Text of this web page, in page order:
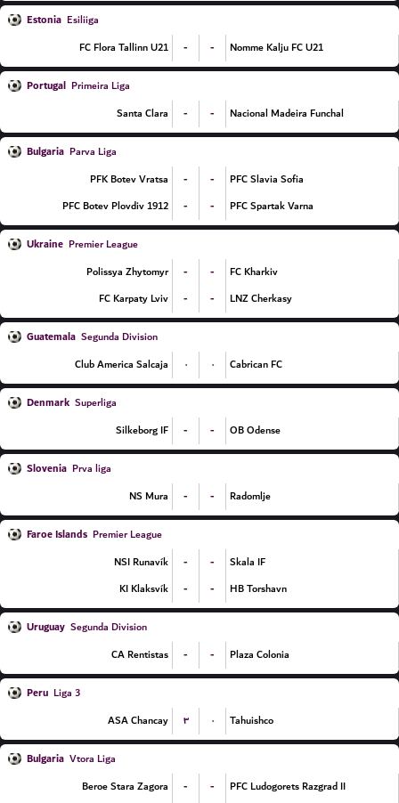
Estonia Esiliiga
FC Flora Tallinn U21
- - Nomme Kalju FC U21
Portugal Primeira Liga
Santa Clara
- - Nacional Madeira Funchal
Bulgaria Parva Liga
PFK Botev Vratsa
- -
PFC Slavia Sofia
PFC Botev Plovdiv 1912
- - PFC Spartak Varna
Ukraine Premier League
Polissya Zhytomyr
- -
FC Kharkiv
FC Karpaty Lviv
- - LNZ Cherkasy
Guatemala Segunda Division
Club America Salcaja
۰ ۰ Cabrican FC
Denmark Superliga
Silkeborg IF
- - OB Odense
Slovenia Prva liga
NS Mura
- - Radomlje
Faroe Islands Premier League
NSI Runavík
- -
Skala IF
KI Klaksvík
- - HB Torshavn
Uruguay Segunda Division
CA Rentistas
- - Plaza Colonia
Peru Liga 3
ASA Chancay
۳ ۰ Tahuishco
Bulgaria Vtora Liga
Beroe Stara Zagora
- -
PFC Ludogorets Razgrad II